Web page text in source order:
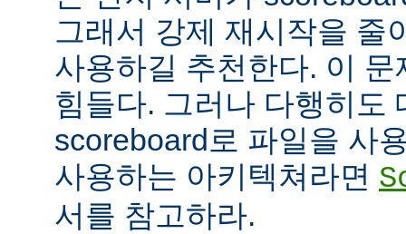
그래서 강제 재시작을 줄
사용하길 추천한다. 이
힘들다. 그러나 다행히도
scoreboard로 파일을 사
사용하는 아키텍쳐라면
서를 참고하라.